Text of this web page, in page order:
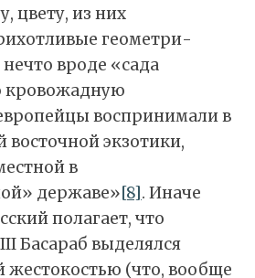
цвету, из них
геометри­
вроде «сада
кровожадную
воспринимали в
восточной экзотики,
в
державе»[8]. Иначе
полагает, что
Басараб выделялся
жестокостью (что, вообще